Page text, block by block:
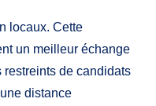
locaux. Cette
un meilleur échange
restreints de candidats
distance